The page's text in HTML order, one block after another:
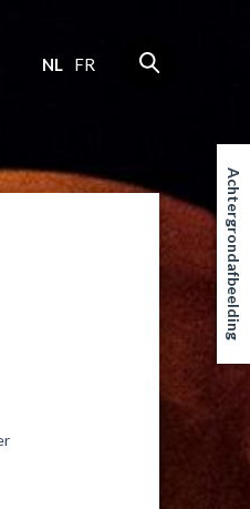
NL FR
Achtergrondafbeelding